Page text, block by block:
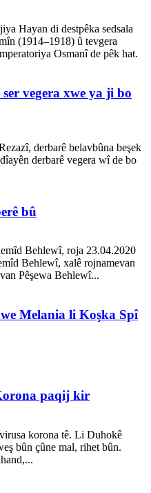
Hayan di destpêka sedsala
(1914–1918) û tevgera
Osmanî de pêk hat.
vegera xwe ya ji bo
derbarê belavbûna beşek
derbarê vegera wî de bo
bû
Behlewî, roja 23.04.2020
Behlewî, xalê rojnamevan
Pêşewa Behlewî...
Melania li Koşka Spî
paqij kir
korona tê. Li Duhokê
bûn çûne mal, rihet bûn.